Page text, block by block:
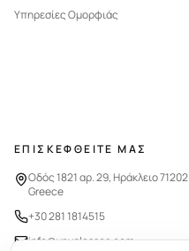
Υπηρεσίες Ομορφιάς
ΕΠΙΣΚΕΦΘΕΙΤΕ ΜΑΣ
Οδός 1821 αρ. 29, Ηράκλειο 71202
Greece
+30 281 1814515
info@vnyglasses.com